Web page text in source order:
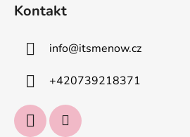
Kontakt
info@itsmenow.cz
+420739218371